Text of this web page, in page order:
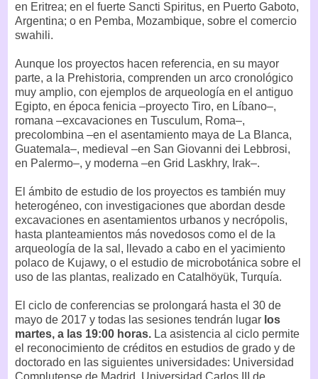
en Eritrea; en el fuerte Sancti Spiritus, en Puerto Gaboto,
Argentina; o en Pemba, Mozambique, sobre el comercio
swahili.
Aunque los proyectos hacen referencia, en su mayor
parte, a la Prehistoria, comprenden un arco cronológico
muy amplio, con ejemplos de arqueología en el antiguo
Egipto, en época fenicia –proyecto Tiro, en Líbano–,
romana –excavaciones en Tusculum, Roma–,
precolombina –en el asentamiento maya de La Blanca,
Guatemala–, medieval –en San Giovanni dei Lebbrosi,
en Palermo–, y moderna –en Grid Laskhry, Irak–.
El ámbito de estudio de los proyectos es también muy
heterogéneo, con investigaciones que abordan desde
excavaciones en asentamientos urbanos y necrópolis,
hasta planteamientos más novedosos como el de la
arqueología de la sal, llevado a cabo en el yacimiento
polaco de Kujawy, o el estudio de microbotánica sobre el
uso de las plantas, realizado en Catalhöyük, Turquía.
El ciclo de conferencias se prolongará hasta el 30 de
mayo de 2017 y todas las sesiones tendrán lugar los
martes, a las 19:00 horas. La asistencia al ciclo permite
el reconocimiento de créditos en estudios de grado y de
doctorado en las siguientes universidades: Universidad